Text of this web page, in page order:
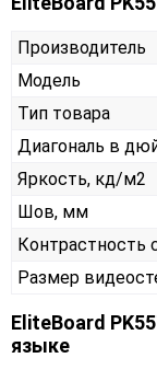
Производитель
Модель
Тип товара
Диагональ в
Яркость, кд/м2
Шов, мм
Контрастность
Размер
EliteBoard
языке